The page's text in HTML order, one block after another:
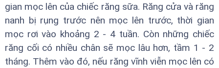
gian mọc lên của chiếc răng sữa. Răng cửa và răng
nanh bị rụng trước nên mọc lên trước, thời gian
mọc rơi vào khoảng 2 - 4 tuần. Còn những chiếc
răng cối có nhiều chân sẽ mọc lâu hơn, tầm 1 - 2
tháng. Thêm vào đó, nếu răng vĩnh viễn mọc lên có